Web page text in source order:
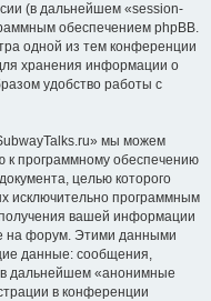
(в дальнейшем «session-
обеспечением phpBB.
одной из тем конференции
хранения информации о
удобство работы с
мы можем
к программному обеспечению
целью которого
исключительно программным
вашей информации
на форум. Этими данными
данные: сообщения,
дальнейшем «анонимные
в конференции